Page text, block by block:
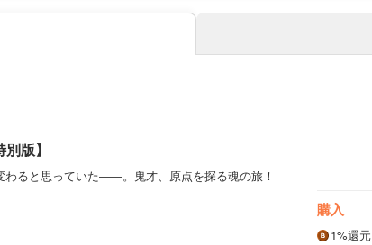
版】
わると思っていた――。鬼才、原点を探る魂の旅！
購入
1%還元